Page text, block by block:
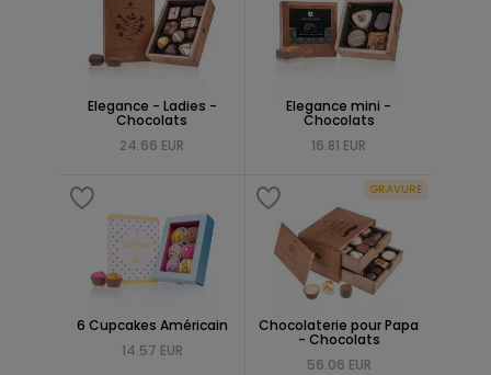
Elegance - Ladies -
Chocolats
24.66 EUR
Elegance mini -
Chocolats
16.81 EUR
6 Cupcakes Américain
14.57 EUR
GRAVURE
Chocolaterie pour Papa
- Chocolats
56.06 EUR